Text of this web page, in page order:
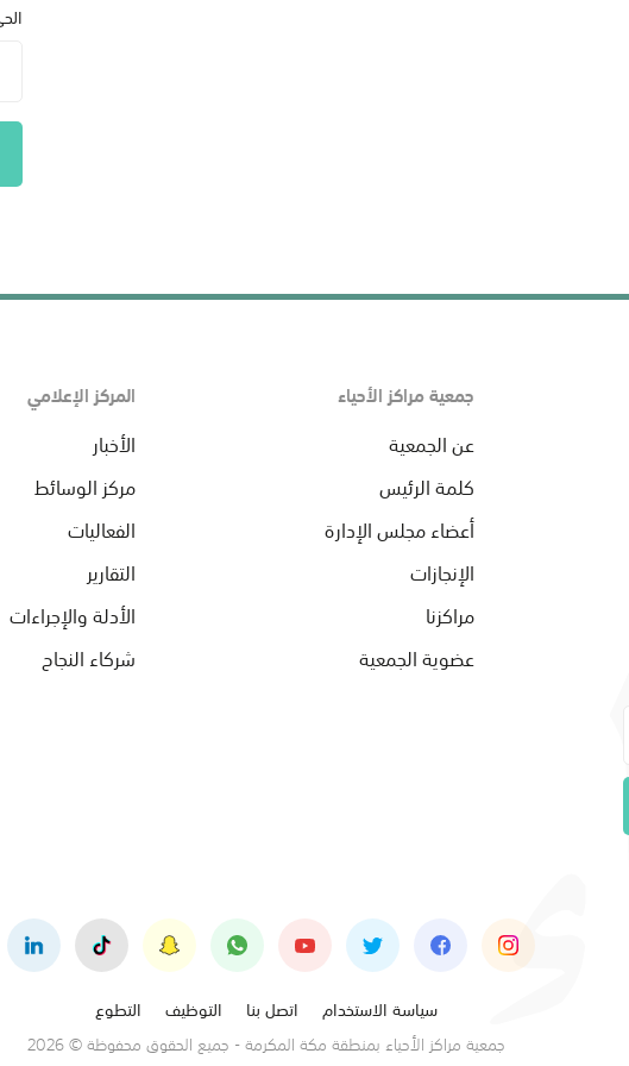
جمعية مراكز الأحياء
عن الجمعية
كلمة الرئيس
أعضاء مجلس الإدارة
الإنجازات
مراكزنا
عضوية الجمعية
المركز الإعلامي
الأخبار
مركز الوسائط
الفعاليات
التقارير
الأدلة والإجراءات
شركاء النجاح
سياسة الاستخدام اتصل بنا التوظيف
التطوع
جمعية مراكز الأحياء بمنطقة مكة المكرمة - جميع الحقوق محفوظة © 2026